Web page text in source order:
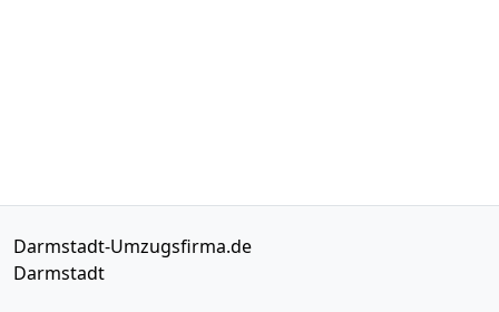
Darmstadt-Umzugsfirma.de
Darmstadt